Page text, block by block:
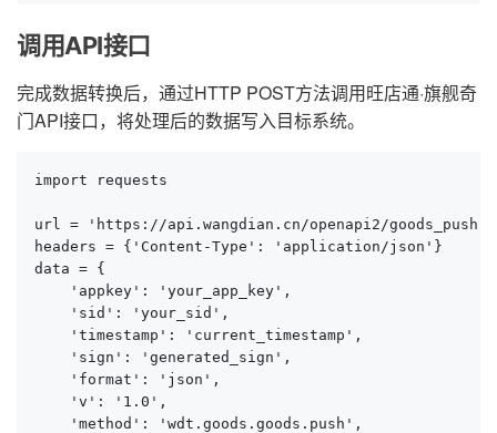
调用API接口
完成数据转换后，通过HTTP POST方法调用旺店通·旗舰奇
门API接口，将处理后的数据写入目标系统。
import requests
url = 'https://api.wangdian.cn/openapi2/
headers = {'Content-Type': 'application/json'}
data = {
    'appkey': 'your_app_key',
    'sid': 'your_sid',
    'timestamp': 'current_timestamp',
    'sign': 'generated_sign',
    'format': 'json',
    'v': '1.0',
    'method': 'wdt.goods.goods.push',